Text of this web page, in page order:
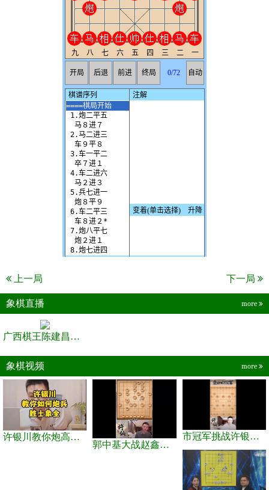
上一局 下一局
象棋直播 more
广西棋王陈建昌直播间
象棋视频 more
许银川教你炮高兵士象全如何赢士象全，简单四步即可
郭中基大战赵鑫鑫，许银川激情讲解
市冠军挑战许银川，急进中兵变化真激烈！